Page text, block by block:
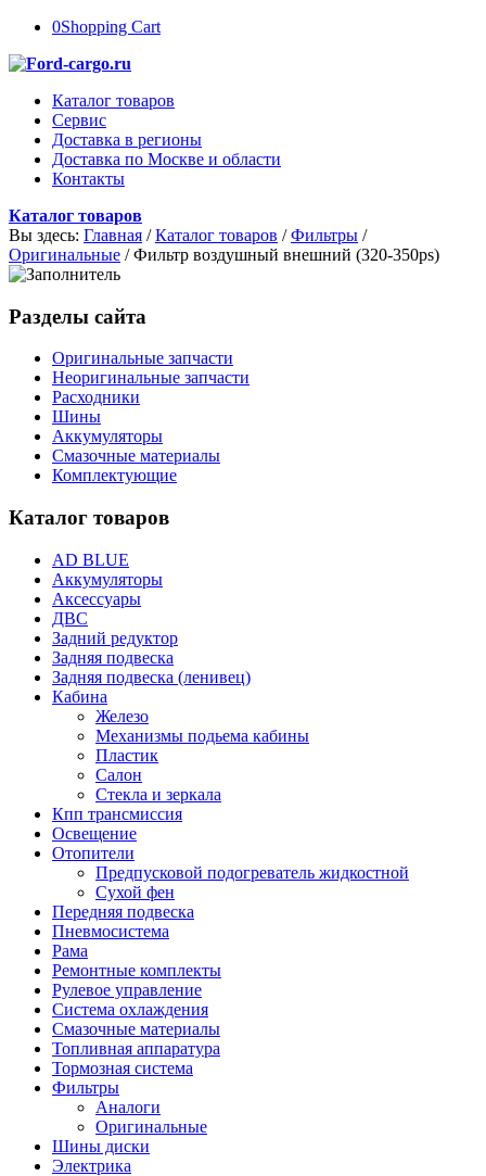
0Shopping Cart
Каталог товаров
Сервис
Доставка в регионы
Доставка по Москве и области
Контакты
Каталог товаров
Вы здесь: Главная / Каталог товаров / Фильтры /
Оригинальные / Фильтр воздушный внешний (320-350ps)
Разделы сайта
Оригинальные запчасти
Неоригинальные запчасти
Расходники
Шины
Аккумуляторы
Смазочные материалы
Комплектующие
Каталог товаров
AD BLUE
Аккумуляторы
Аксессуары
ДВС
Задний редуктор
Задняя подвеска
Задняя подвеска (ленивец)
Кабина
Железо
Механизмы подьема кабины
Пластик
Салон
Стекла и зеркала
Кпп трансмиссия
Освещение
Отопители
Предпусковой подогреватель жидкостной
Сухой фен
Передняя подвеска
Пневмосистема
Рама
Ремонтные комплекты
Рулевое управление
Система охлаждения
Смазочные материалы
Топливная аппаратура
Тормозная система
Фильтры
Аналоги
Оригинальные
Шины диски
Электрика